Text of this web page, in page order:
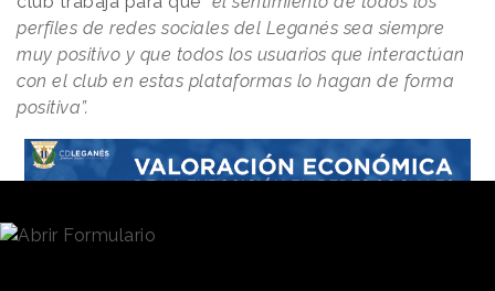
perfiles de redes sociales del Leganés sea siempre
muy positivo y que todos los usuarios que interactúan
con el club en estas plataformas lo hagan de forma
positiva”.